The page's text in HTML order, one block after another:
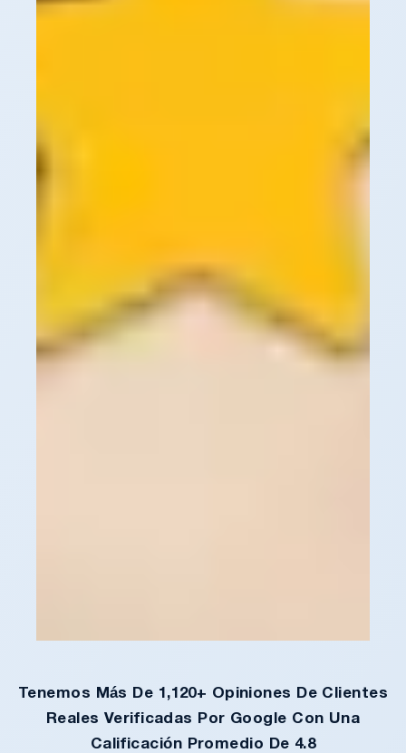
Tenemos Más De 1,120+ Opiniones De Clientes
Reales Verificadas Por Google Con Una
Calificación Promedio De 4.8